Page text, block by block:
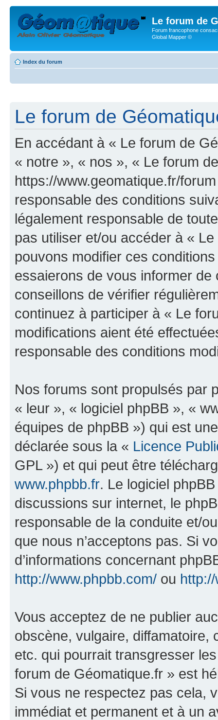
Le forum de
Forum francophone
Global Mapper ©
Index du forum
Le forum de
En accédant à « Le forum de
« notre », « nos », « Le forum
https://www.geomatique.fr/
responsable des conditions
légalement responsable de
pas utiliser et/ou accéder à «
pouvons modifier ces
essaierons de vous informer
conseillons de vérifier
continuez à participer à « Le
modifications aient été
responsable des conditions
Nos forums sont propulsés par
« leur », « logiciel phpBB », «
équipes de phpBB ») qui est
déclarée sous la « Licence
GPL ») et qui peut être
www.phpbb.fr. Le logiciel
discussions sur internet, le
responsable de la conduite et/
que nous n’acceptons pas. Si
d’informations concernant
http://www.phpbb.com/ ou
Vous acceptez de ne publier
obscène, vulgaire, diffamatoire,
etc. qui pourrait transgresser
forum de Géomatique.fr » est
Si vous ne respectez pas cela,
immédiat et permanent et à un